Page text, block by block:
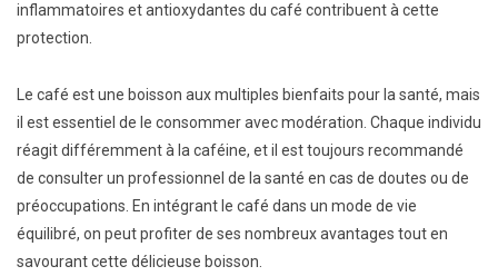
inflammatoires et antioxydantes du café contribuent à cette
protection.
Le café est une boisson aux multiples bienfaits pour la santé, mais
il est essentiel de le consommer avec modération. Chaque individu
réagit différemment à la caféine, et il est toujours recommandé
de consulter un professionnel de la santé en cas de doutes ou de
préoccupations. En intégrant le café dans un mode de vie
équilibré, on peut profiter de ses nombreux avantages tout en
savourant cette délicieuse boisson.